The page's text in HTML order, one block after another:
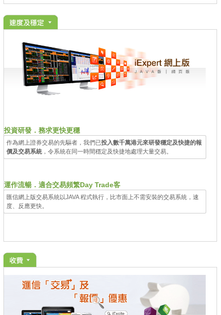
投資研發．務求更快更穩
作為網上證券交易的先驅者，我們已投入數千萬港元來研發穩定及快捷的報
價及交易系統 ，令系統在同一時間穩定及快捷地處理大量交易。
運作流暢．適合交易頻繁Day Trade客
匯信網上版交易系統以JAVA 程式執行，比市面上不需安裝的交易系統，速
度、反應更快。